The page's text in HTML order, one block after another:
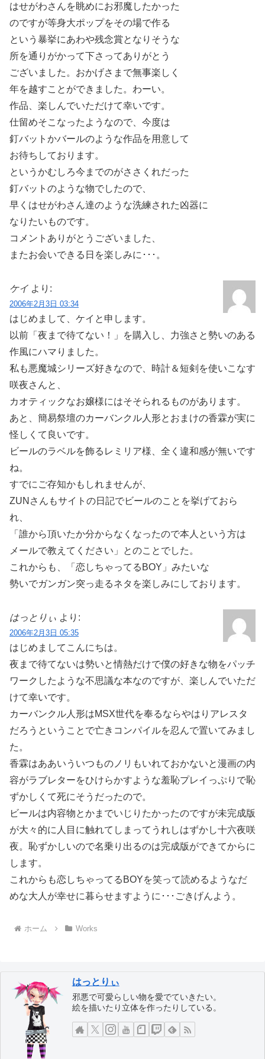
はせがわさんを眺めにお邪魔したかった
のですが等身大ポップをその場で作る
という暴挙にあわや残念賞となりそうな
所を通りがかって下さってありがとう
ございました。おかげさまで無事楽しく
年を越すことができました。わーい。
作品、楽しんでいただけて幸いです。
仕留めそこなったようなので、今度は
釘バットかバールのような作品を用意して
お待ちしております。
というかむしろ今までのがささくれだった
釘バットのような物でしたので、
早くはせがわさん達のような洗練された凶器に
なりたいものです。
コメントありがとうございました、
またお会いできる日を楽しみに･･･。
ケイ より:
2006年2月3日 03:34
はじめまして、ケイと申します。
以前「夜まで待てない！」を購入し、力強さと勢いのある
作風にハマりました。
私も悪魔城シリーズ好きなので、時計＆短剣を使いこなす
咲夜さんと、
カオティックなお嬢様にはそそられるものがあります。
あと、簡易祭壇のカーバンクル人形とおまけの香霖が実に
怪しくて良いです。
ビールのラベルを飾るレミリア様、全く違和感が無いです
ね。
すでにご存知かもしれませんが、
ZUNさんもサイトの日記でビールのことを挙げておら
れ、
「誰から頂いたか分からなくなったので本人という方は
メールで教えてください」とのことでした。
これからも、「恋しちゃってるBOY」みたいな
勢いでガンガン突っ走るネタを楽しみにしております。
はっとりぃ より:
2006年2月3日 05:35
はじめましてこんにちは。
夜まで待てないは勢いと情熱だけで僕の好きな物をパッチ
ワークしたような不思議な本なのですが、楽しんでいただ
けて幸いです。
カーバンクル人形はMSX世代を奉るならやはりアレスタ
だろうということで亡きコンパイルを忍んで置いてみまし
た。
香霖はああいういつものノリもいれておかないと漫画の内
容がラブレターをひけらかすような羞恥プレイっぷりで恥
ずかしくて死にそうだったので。
ビールは内容物とかまでいじりたかったのですが未完成版
が大々的に人目に触れてしまってうれしはずかし十六夜咲
夜。恥ずかしいので名乗り出るのは完成版ができてからに
します。
これからも恋しちゃってるBOYを笑って読めるようなだ
めな大人が幸せに暮らせますように･･･ごきげんよう。
ホーム Works
はっとりぃ
邪悪で可愛らしい物を愛でていきたい。
絵を描いたり立体を作ったりしている。